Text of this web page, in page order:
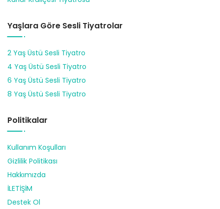
Yaşlara Göre Sesli Tiyatrolar
2 Yaş Üstü Sesli Tiyatro
4 Yaş Üstü Sesli Tiyatro
6 Yaş Üstü Sesli Tiyatro
8 Yaş Üstü Sesli Tiyatro
Politikalar
Kullanım Koşulları
Gizlilik Politikası
Hakkımızda
İLETİŞİM
Destek Ol